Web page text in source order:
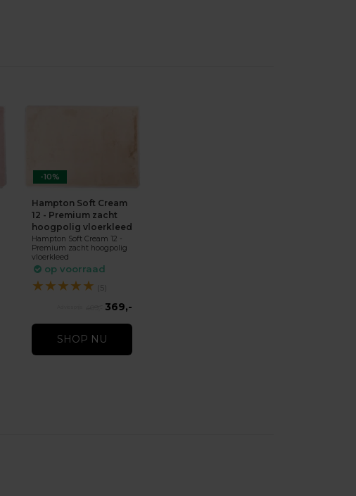
-10%
Hampton Soft Cream
12 - Premium zacht
hoogpolig vloerkleed
Hampton Soft Cream 12 -
Premium zacht hoogpolig
vloerkleed
op voorraad
★★★★★ (5)
369,-
SHOP NU